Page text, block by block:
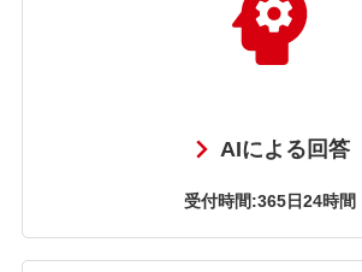
AIによる回答
受付時間:365日24時間